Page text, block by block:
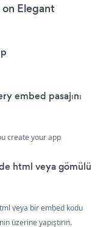
Elegant
embed pasajını
create your app
html veya gömülü
veya bir embed kodu
üzerine yapıştırın.